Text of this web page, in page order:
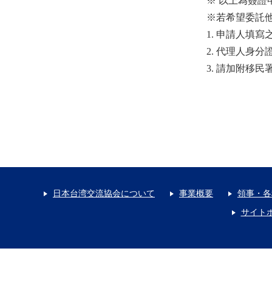
※若希望委託
1. 申請人填寫
2. 代理人身分
3. 請加附移民
日本台湾交流協会について 事業概要 領事・
サイト